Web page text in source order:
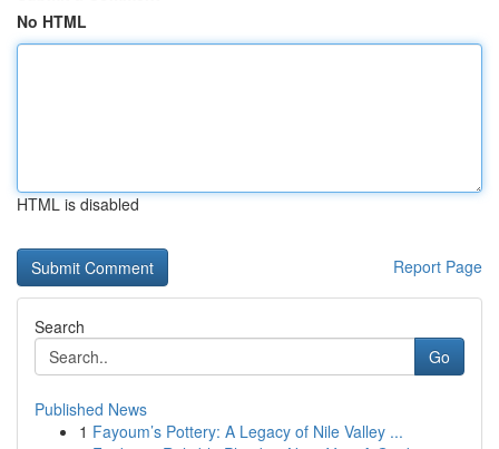
No HTML
HTML is disabled
Report Page
Search
Go
Published News
1 Fayoum’s Pottery: A Legacy of Nile Valley ...